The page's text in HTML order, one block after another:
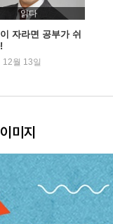
마음을 함부로 여기지
와 책
고민? 콩나물쌤에게
아이돌이 되고 싶어요
의 어마어마한 저력
고 생각하고 이해하며
읽다
자라면 공부가 쉬
월 13일
미지